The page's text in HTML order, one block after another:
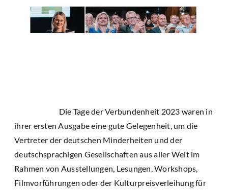
Die Tage der Verbundenheit 2023 waren in
ihrer ersten Ausgabe eine gute Gelegenheit, um die
Vertreter der deutschen Minderheiten und der
deutschsprachigen Gesellschaften aus aller Welt im
Rahmen von Ausstellungen, Lesungen, Workshops,
Filmvorführungen oder der Kulturpreisverleihung für